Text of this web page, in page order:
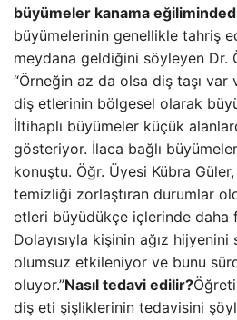
büyümeler kanama
büyümelerinin genellikle tahriş
meydana geldiğini söyleyen Dr.
“Örneğin az da olsa diş taşı
diş etlerinin bölgesel olarak
İltihaplı büyümeler küçük
gösteriyor. İlaca bağlı
konuştu. Öğr. Üyesi Kübra
temizliği zorlaştıran durumlar
etleri büyüdükçe içlerinde daha
Dolayısıyla kişinin ağız
olumsuz etkileniyor ve bunu
oluyor.”Nasıl tedavi edilir?
diş eti şişliklerinin tedavisini